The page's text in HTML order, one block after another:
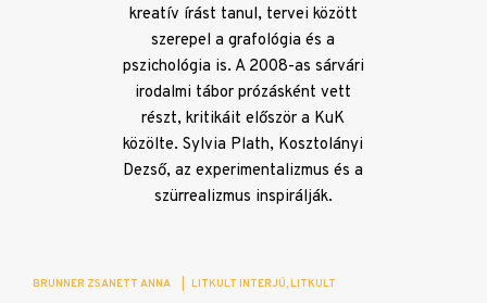
kreatív írást tanul, tervei között
szerepel a grafológia és a
pszichológia is. A 2008-as sárvári
irodalmi tábor prózásként vett
részt, kritikáit először a KuK
közölte. Sylvia Plath, Kosztolányi
Dezső, az experimentalizmus és a
szürrealizmus inspirálják.
BRUNNER ZSANETT ANNA LITKULT INTERJÚ LITKULT